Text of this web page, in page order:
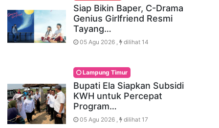
Siap Bikin Baper, C-Drama
Genius Girlfriend Resmi
Tayang…
05 Agu 2026 , dilihat 14
Lampung Timur
Bupati Ela Siapkan Subsidi
KWH untuk Percepat
Program…
05 Agu 2026 , dilihat 17